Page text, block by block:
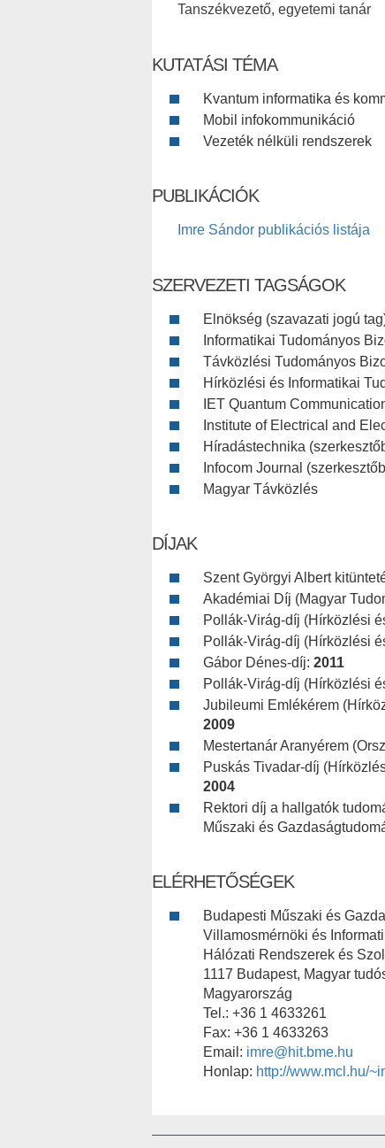
Tanszékvezető, egyetemi tanár
KUTATÁSI TÉMA
Kvantum informatika és
Mobil infokommunikáció
Vezeték nélküli rendszerek
PUBLIKÁCIÓK
Imre Sándor publikációs listája
SZERVEZETI TAGSÁGOK
Elnökség (szavazati jogú
Informatikai Tudományos
Távközlési Tudományos
Hírközlési és Informatikai
IET Quantum
Institute of Electrical and
Híradástechnika
Infocom Journal
Magyar Távközlés
DÍJAK
Szent Györgyi Albert
Akadémiai Díj (Magyar
Pollák-Virág-díj (Hírközlési
Pollák-Virág-díj (Hírközlési
Gábor Dénes-díj: 2011
Pollák-Virág-díj (Hírközlési
Jubileumi Emlékérem
2009
Mestertanár Aranyérem
Puskás Tivadar-díj
2004
Rektori díj a hallgatók
Műszaki és
ELÉRHETŐSÉGEK
Budapesti Műszaki és
Villamosmérnöki és
Hálózati Rendszerek és
1117 Budapest, Magyar
Magyarország
Tel.: +36 1 4633261
Fax: +36 1 4633263
Email: imre@hit.bme.hu
Honlap: http://www.mcl.hu/